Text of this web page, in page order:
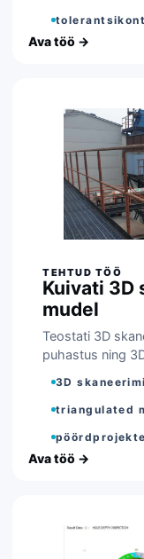
Kuivati 3D
mudel
Teostati 3D
puhastus ning
3D
triangulated